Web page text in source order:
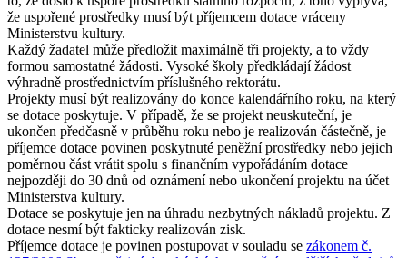
že uspořené prostředky musí být příjemcem dotace vráceny
Ministerstvu kultury.
Každý žadatel může předložit maximálně tři projekty, a to vždy
formou samostatné žádosti. Vysoké školy předkládají žádost
výhradně prostřednictvím příslušného rektorátu.
Projekty musí být realizovány do konce kalendářního roku, na který
se dotace poskytuje. V případě, že se projekt neuskuteční, je
ukončen předčasně v průběhu roku nebo je realizován částečně, je
příjemce dotace povinen poskytnuté peněžní prostředky nebo jejich
poměrnou část vrátit spolu s finančním vypořádáním dotace
nejpozději do 30 dnů od oznámení nebo ukončení projektu na účet
Ministerstva kultury.
Dotace se poskytuje jen na úhradu nezbytných nákladů projektu. Z
dotace nesmí být fakticky realizován zisk.
Příjemce dotace je povinen postupovat v souladu se zákonem č.